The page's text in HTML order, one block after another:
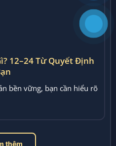
12–24 Từ Quyết Định
bền vững, bạn cần hiểu rõ
thêm